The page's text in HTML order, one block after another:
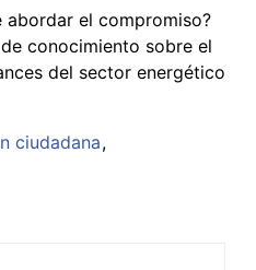
abordar el compromiso?
conocimiento sobre el
del sector energético
ciudadana